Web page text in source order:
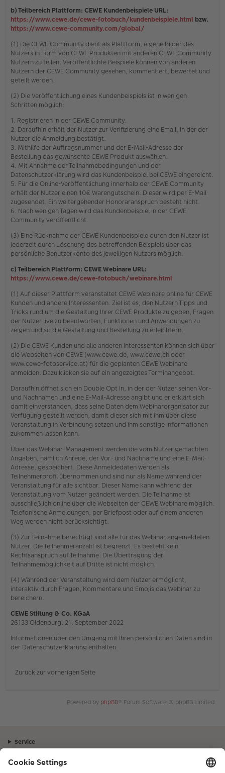
b) Teilbereich Plattform: CEWE Kundenbeispiele URL:
https://www.cewe.de/cewe-fotobuch/kundenbeispiele.html bzw.
https://www.cewe-community.com/global/
(1) Die CEWE Community dient als Plattform, eigene Bilder des
Nutzers in Form von CEWE Produkten mit anderen CEWE Community
Nutzern zu teilen. Veröffentlichte Beispiele können von anderen
Nutzern der CEWE Community gesehen, kommentiert, bewertet und
geteilt werden.
(2) Die Veröffentlichung eines Kundenbeispiels ist in wenigen
Schritten möglich:
1. Registrieren in der CEWE Community.
2. Daraufhin erhält der Nutzer zur Verifizierung eine Email, in der der
Nutzer die Anmeldung bestätigt.
3. Mithilfe der Auftragsnummer und der E-Mail-Adresse der
Bestellung das gewünschte CEWE Produkt auswählen.
4. Mit Annahme der Teilnahmebedingungen und der
Datenschutzerklärung wird das Kundenbeispiel bei CEWE eingereicht.
5. Für die Online-Veröffentlichung innerhalb der CEWE Community
erhält der Nutzer einen 10€ Warengutschein. Dieser wird per E-Mail
zugesendet. Ein weitergehender Honoraranspruch besteht nicht.
6. Nach wenigen Tagen wird das Kundenbeispiel in der CEWE
Community veröffentlicht.
(3) Eine Rücknahme der CEWE Kundenbeispiele durch den Nutzer ist
jederzeit durch Löschung des betreffenden Beispiels über das
persönliche Benutzerkonto des jeweiligen Nutzers möglich.
c) Teilbereich Plattform: CEWE Webinare URL:
https://www.cewe.de/cewe-fotobuch/webinare.html
(1) Auf dieser Plattform veranstaltet CEWE Webinare online für CEWE
Kunden und andere Interessenten. Ziel ist es, den Nutzern Tipps und
Tricks rund um die Gestaltung Ihrer CEWE Produkte zu geben, Fragen
der Nutzer live zu beantworten, Funktionen und Anwendungen zu
zeigen und so die Gestaltung und Bestellung zu erleichtern.
(2) Die CEWE Kunden und alle anderen Interessenten können sich über
die Webseiten von CEWE (www.cewe.de, www.cewe.ch oder
www.cewe-fotoservice.at) für die geplanten CEWE Webinare
anmelden. Dazu klicken sie auf ein angezeigtes Terminangebot.
Daraufhin öffnet sich ein Double Opt In, in der der Nutzer seinen Vor-
und Nachnamen und eine E-Mail-Adresse angibt und er erklärt sich
damit einverstanden, dass seine Daten dem Webinarorganisator zur
Verfügung gestellt werden, damit dieser sich mit ihm über diese
Veranstaltung in Verbindung setzen und ihm sonstige Informationen
zukommen lassen kann.
Über das Webinar-Management werden die vom Nutzer gemachten
Angaben, nämlich Anrede, der Vor- und Nachname und eine E-Mail-
Adresse, gespeichert. Diese Anmeldedaten werden als
Teilnehmerprofil übernommen und sind nur als Name während der
Veranstaltung für alle sichtbar. Dieser Name kann während der
Veranstaltung vom Nutzer geändert werden. Die Teilnahme ist
ausschließlich online über die Webseiten der CEWE Webinare möglich.
Telefonische Anmeldungen, per Briefpost oder auf einem anderen
Weg werden nicht berücksichtigt.
(3) Zur Teilnahme berechtigt sind alle für das Webinar angemeldeten
Nutzer. Die Teilnehmeranzahl ist begrenzt. Es besteht kein
Rechtsanspruch auf Teilnahme. Die Übertragung der
Teilnahmemöglichkeit auf Dritte ist nicht möglich.
(4) Während der Veranstaltung wird dem Nutzer ermöglicht,
interaktiv durch Fragen, Kommentare und Emojis das Webinar zu
bereichern.
CEWE Stiftung & Co. KGaA
26133 Oldenburg, 21. September 2022
Informationen über den Umgang mit Ihren persönlichen Daten sind in
der Datenschutzerklärung enthalten.
Zurück zur vorherigen Seite
Powered by phpBB® Forum Software © phpBB Limited
Service